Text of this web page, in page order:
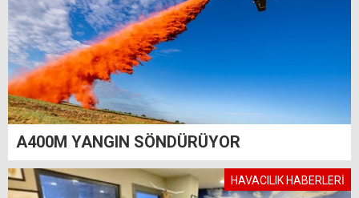
A400M YANGIN SÖNDÜRÜYOR
HAVACILIK HABERLERİ